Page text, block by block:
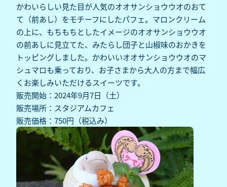
かわいらしい見た目が人気のオオサンショウウオのおて
て（前あし）をモチーフにしたパフェ。マロンクリーム
の上に、もちもちとしたイメージのオオサンショウウオ
の前あしに見立てた、みたらし団子と山椒味のおかきを
トッピングしました。かわいいオオサンショウウオのマ
シュマロも乗っており、お子さまから大人の方まで幅広
くお楽しみいただけるスイーツです。
販売開始：2024年9月7日（土）
販売場所：スタジアムカフェ
販売価格：750円（税込み）